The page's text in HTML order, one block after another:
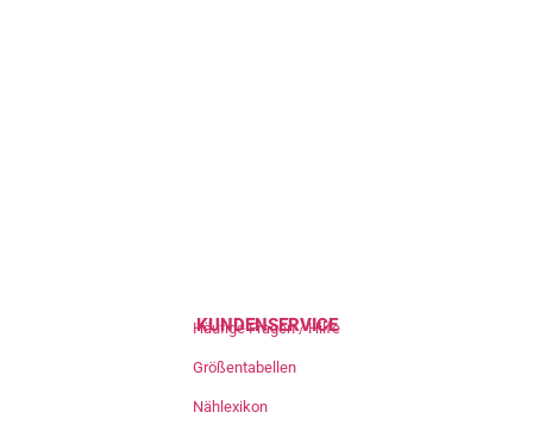
KUNDENSERVICE
Häufige Fragen / Hilfe
Größentabellen
Nählexikon